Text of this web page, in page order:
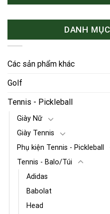
DANH
Các sản phẩm khác
Golf
Tennis - Pickleball
Giày Nữ
Giày Tennis
Phụ kiện Tennis - Pickleball
Tennis - Balo/Túi
Adidas
Babolat
Head